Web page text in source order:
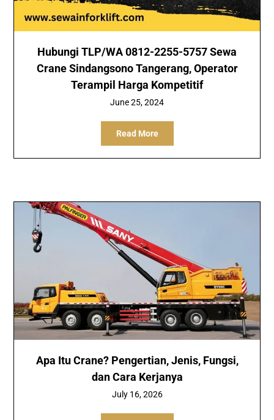
Hubungi TLP/WA 0812-2255-5757 Sewa
Crane Sindangsono Tangerang, Operator
Terampil Harga Kompetitif
June 25, 2024
Read More
Apa Itu Crane? Pengertian, Jenis, Fungsi,
dan Cara Kerjanya
July 16, 2026